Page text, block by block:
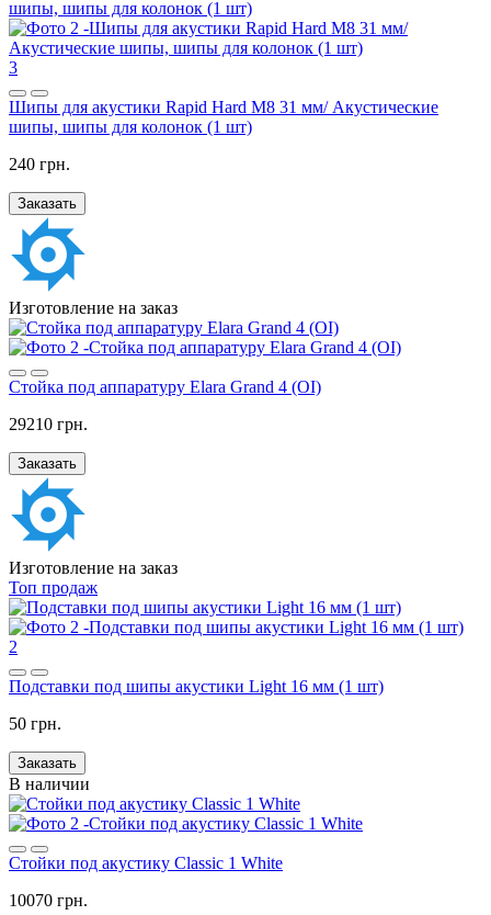
3
Шипы для акустики Rapid Hard M8 31 мм/ Акустические
шипы, шипы для колонок (1 шт)
240 грн.
Заказать
Изготовление на заказ
Стойка под аппаратуру Elara Grand 4 (OI)
29210 грн.
Заказать
Изготовление на заказ
Топ продаж
2
Подставки под шипы акустики Light 16 мм (1 шт)
50 грн.
Заказать
В наличии
Стойки под акустику Classic 1 White
10070 грн.